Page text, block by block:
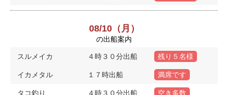
08/10（月）
の出船案内
スルメイカ ４時３０分出船 残り５名様
イカメタル １７時出船 満席です
タコ釣り ４時３０分出船 空き多数